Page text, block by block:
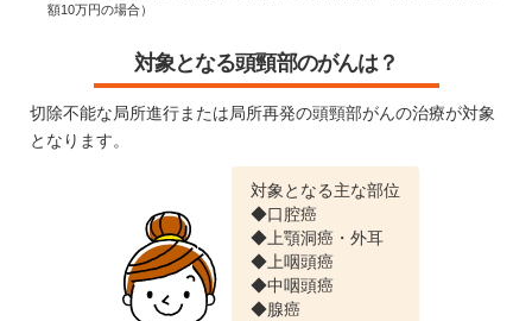
額10万円の場合）
対象となる頭頸部のがんは？
切除不能な局所進行または局所再発の頭頸部がんの治療が対象
となります。
対象となる主な部位
◆口腔癌
◆上顎洞癌・外耳
◆上咽頭癌
◆中咽頭癌
◆腺癌